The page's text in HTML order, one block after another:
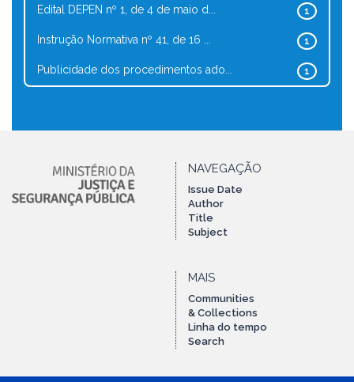
1
Edital DEPEN nº 1, de 4 de maio d...
1
Instrução Normativa nº 41, de 16 ...
1
Publicidade dos procedimentos ado...
NAVEGAÇÃO
Issue Date
Author
Title
Subject
MAIS
Communities
& Collections
Linha do tempo
Search